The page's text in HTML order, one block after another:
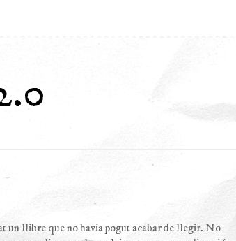
un llibre que no havia pogut acabar de llegir. No